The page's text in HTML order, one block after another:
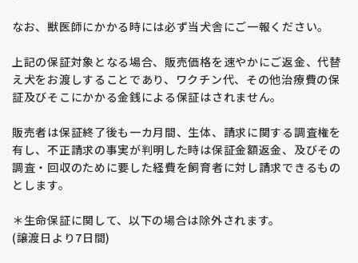
なお、獣医師にかかる時には必ず当犬舎にご一報ください。
上記の保証対象となる場合、販売価格を速やかにご返金、代替
え犬をお渡しすることであり、ワクチン代、その他治療費の保
証及びそこにかかる金銭による保証はされません。
販売者は保証終了後も一カ月間、生体、請求に関する調査権を
有し、不正請求の事実が判明した時は保証金額返金、及びその
調査・回収のために要した経費を飼育者に対し請求できるもの
とします。
＊生命保証に関して、以下の場合は除外されます。
(譲渡日より7日間)